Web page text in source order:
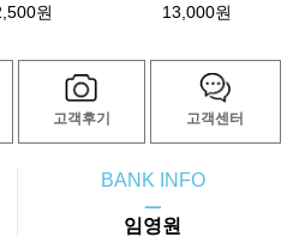
원
13,000원
고객후기 고객센터
BANK INFO
ㅡ
임영원